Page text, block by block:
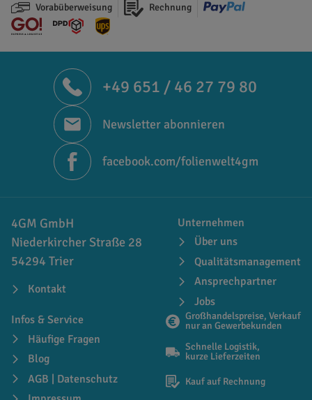
Vorabüberweisung Rechnung
+49 651 / 46 27 79 80
Newsletter abonnieren
facebook.com/folienwelt4gm
4GM GmbH
Niederkircher Straße 28
54294 Trier
Kontakt
Unternehmen
Über uns
Qualitätsmanagement
Ansprechpartner
Jobs
Infos & Service
Häufige Fragen
Blog
AGB | Datenschutz
Großhandelspreise, Verkauf
nur an Gewerbekunden
Schnelle Logistik,
kurze Lieferzeiten
Kauf auf Rechnung